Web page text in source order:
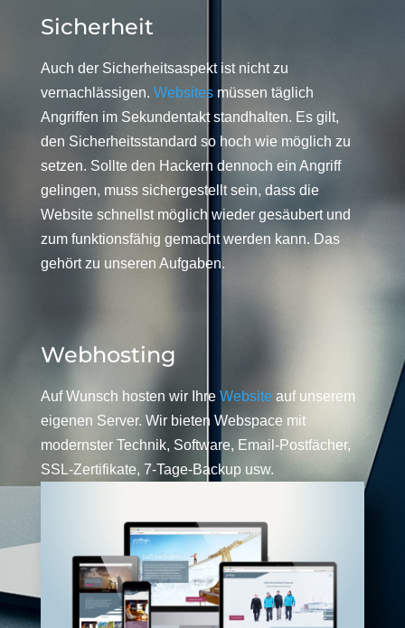
Sicherheit
Auch der Sicherheitsaspekt ist nicht zu
vernachlässigen. Websitesmüssen täglich
Angriffen im Sekundentakt standhalten. Es gilt,
den Sicherheitsstandard so hoch wie möglich zu
setzen. Sollte den Hackern dennoch ein Angriff
gelingen, muss sichergestellt sein, dass die
Website schnellst möglich wieder gesäubert und
zum funktionsfähig gemacht werden kann. Das
gehört zu unseren Aufgaben.
Webhosting
Auf Wunsch hosten wir Ihre Website auf unserem
eigenen Server. Wir bieten Webspace mit
modernster Technik, Software, Email-Postfächer,
SSL-Zertifikate, 7-Tage-Backup usw.